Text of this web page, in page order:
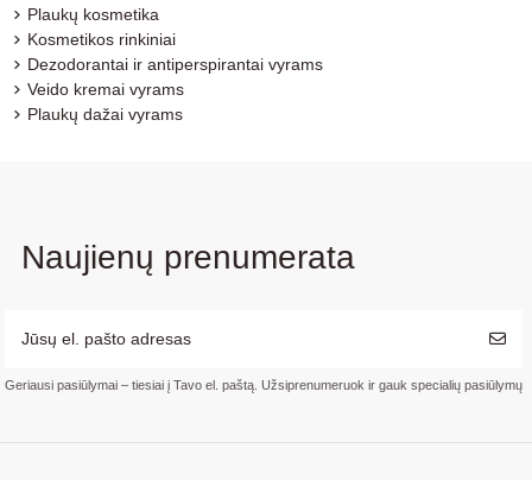
Plaukų kosmetika
Kosmetikos rinkiniai
Dezodorantai ir antiperspirantai vyrams
Veido kremai vyrams
Plaukų dažai vyrams
Naujienų prenumerata
Geriausi pasiūlymai – tiesiai į Tavo el. paštą. Užsiprenumeruok ir gauk specialių pasiūlymų